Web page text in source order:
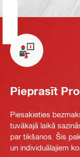
Pieprasīt
Piesakieties
tuvākajā laikā
par tikšanos. Šis
un individuālajiem